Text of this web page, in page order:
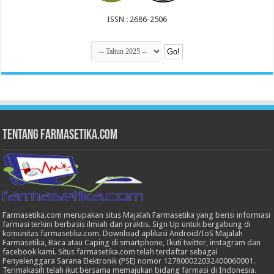
ISSN : 2686-2506
Tentang Farmasetika.com
Farmasetika.com merupakan situs Majalah Farmasetika yang berisi informasi
farmasi terkini berbasis ilmiah dan praktis. Sign Up untuk bergabung di
komunitas farmasetika.com. Download aplikasi Android/IoS Majalah
Farmasetika, Baca atau Caping di smartphone, Ikuti twitter, instagram dan
facebook kami. Situs farmasetika.com telah terdaftar sebagai
Penyelenggara Sarana Elektronik (PSE) nomor 127800022032400060001.
Terimakasih telah ikut bersama memajukan bidang farmasi di Indonesia.